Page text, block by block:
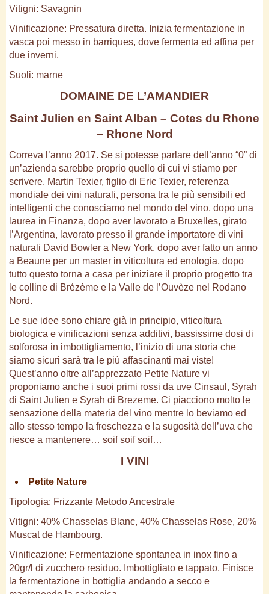
Vitigni: Savagnin
Vinificazione: Pressatura diretta. Inizia fermentazione in
vasca poi messo in barriques, dove fermenta ed affina per
due inverni.
Suoli: marne
DOMAINE DE L’AMANDIER
Saint Julien en Saint Alban – Cotes du Rhone
– Rhone Nord
Correva l’anno 2017. Se si potesse parlare dell’anno “0” di
un’azienda sarebbe proprio quello di cui vi stiamo per
scrivere. Martin Texier, figlio di Eric Texier, referenza
mondiale dei vini naturali, persona tra le più sensibili ed
intelligenti che conosciamo nel mondo del vino, dopo una
laurea in Finanza, dopo aver lavorato a Bruxelles, girato
l’Argentina, lavorato presso il grande importatore di vini
naturali David Bowler a New York, dopo aver fatto un anno
a Beaune per un master in viticoltura ed enologia, dopo
tutto questo torna a casa per iniziare il proprio progetto tra
le colline di Brézème e la Valle de l’Ouvèze nel Rodano
Nord.
Le sue idee sono chiare già in principio, viticoltura
biologica e vinificazioni senza additivi, bassissime dosi di
solforosa in imbottigliamento, l’inizio di una storia che
siamo sicuri sarà tra le più affascinanti mai viste!
Quest’anno oltre all’apprezzato Petite Nature vi
proponiamo anche i suoi primi rossi da uve Cinsaul, Syrah
di Saint Julien e Syrah di Brezeme. Ci piacciono molto le
sensazione della materia del vino mentre lo beviamo ed
allo stesso tempo la freschezza e la sugosità dell’uva che
riesce a mantenere… soif soif soif…
I VINI
Petite Nature
Tipologia: Frizzante Metodo Ancestrale
Vitigni: 40% Chasselas Blanc, 40% Chasselas Rose, 20%
Muscat de Hambourg.
Vinificazione: Fermentazione spontanea in inox fino a
20gr/l di zucchero residuo. Imbottigliato e tappato. Finisce
la fermentazione in bottiglia andando a secco e